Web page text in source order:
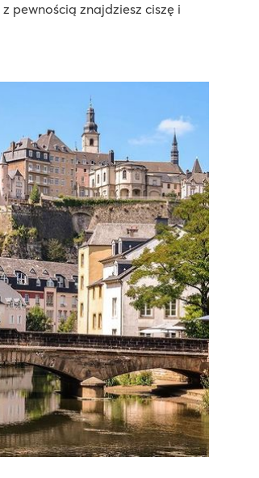
pewnością znajdziesz ciszę i